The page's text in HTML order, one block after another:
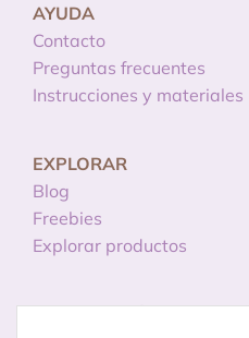
AYUDA
Contacto
Preguntas frecuentes
Instrucciones y materiales
EXPLORAR
Blog
Freebies
Explorar productos